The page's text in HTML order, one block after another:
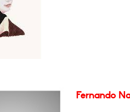
Fernando